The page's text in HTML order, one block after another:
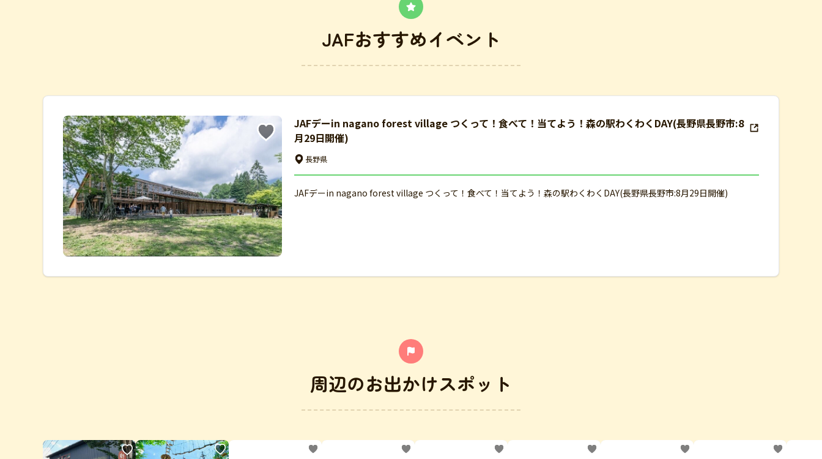
JAFおすすめイベント
JAFデーin nagano forest village つくって！食べて！当てよう！森の駅わくわくDAY(長野県長野市:8
月29日開催)
長野県
JAFデーin nagano forest village つくって！食べて！当てよう！森の駅わくわくDAY(長野県長野市:8月29日開催)
周辺のお出かけスポット